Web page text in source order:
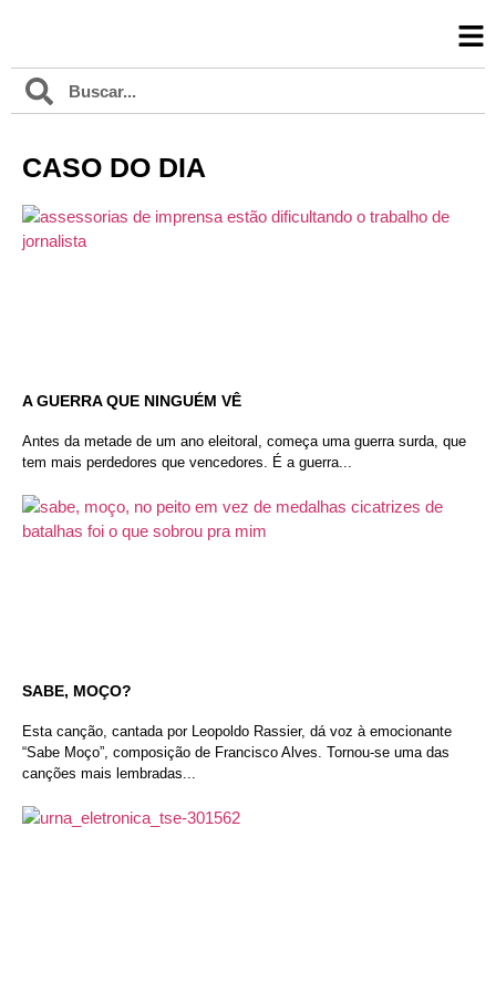
CASO DO DIA
A GUERRA QUE NINGUÉM VÊ
Antes da metade de um ano eleitoral, começa uma guerra surda, que
tem mais perdedores que vencedores. É a guerra...
SABE, MOÇO?
Esta canção, cantada por Leopoldo Rassier, dá voz à emocionante
“Sabe Moço”, composição de Francisco Alves. Tornou-se uma das
canções mais lembradas...